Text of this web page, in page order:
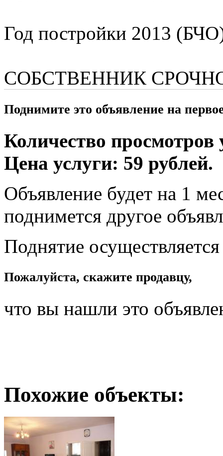
Год постройки 2013
СОБСТВЕННИК
Поднимите это объявление на
Количество просмотров
Цена услуги: 59 рублей.
Объявление будет на 1
поднимется другое
Поднятие
Пожалуйста, скажите продавцу,
что вы нашли это
Похожие объекты: